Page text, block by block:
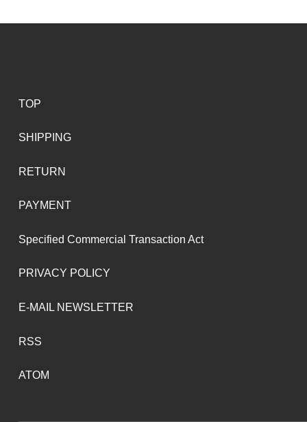
TOP
SHIPPING
RETURN
PAYMENT
Specified Commercial Transaction Act
PRIVACY POLICY
E-MAIL NEWSLETTER
RSS
ATOM